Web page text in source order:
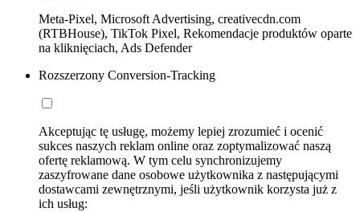
Meta-Pixel, Microsoft Advertising, creativecdn.com
(RTBHouse), TikTok Pixel, Rekomendacje produktów oparte
na kliknięciach, Ads Defender
Rozszerzony Conversion-Tracking
Akceptując tę usługę, możemy lepiej zrozumieć i ocenić
sukces naszych reklam online oraz zoptymalizować naszą
ofertę reklamową. W tym celu synchronizujemy
zaszyfrowane dane osobowe użytkownika z następującymi
dostawcami zewnętrznymi, jeśli użytkownik korzysta już z
ich usług: